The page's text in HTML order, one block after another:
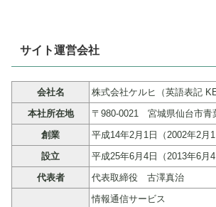
サイト運営会社
会社名
株式会社ケルヒ（英語表記
本社所在地
〒980-0021 宮城県仙台市青
創業
平成14年2月1日（2002年2月1
設立
平成25年6月4日（2013年6月4
代表者
代表取締役 古澤真治
情報通信サービス